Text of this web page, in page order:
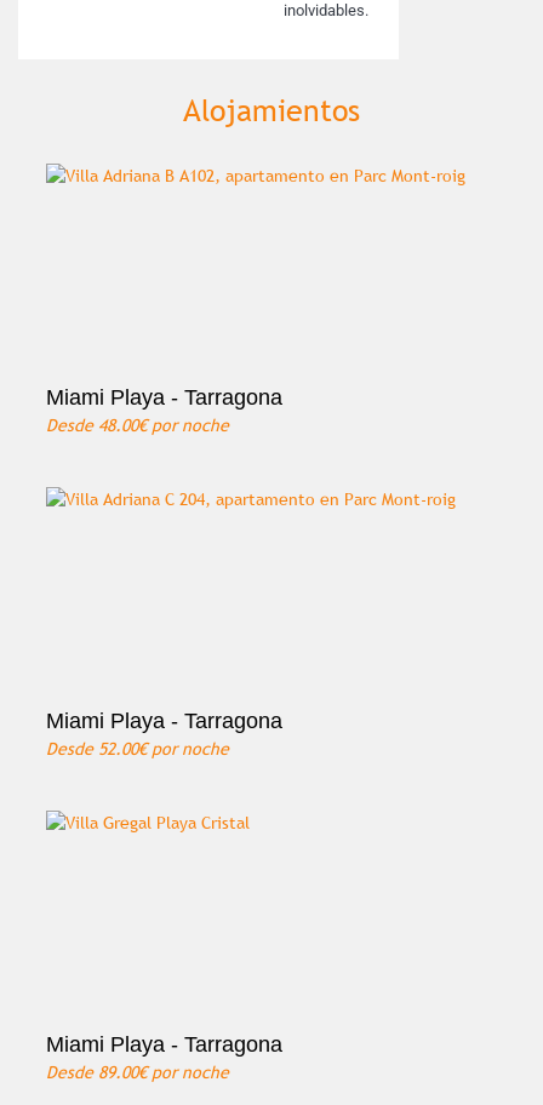
inolvidables.
Alojamientos
Miami Playa - Tarragona
Desde 48.00€por noche
Miami Playa - Tarragona
Desde 52.00€por noche
Miami Playa - Tarragona
Desde 89.00€por noche